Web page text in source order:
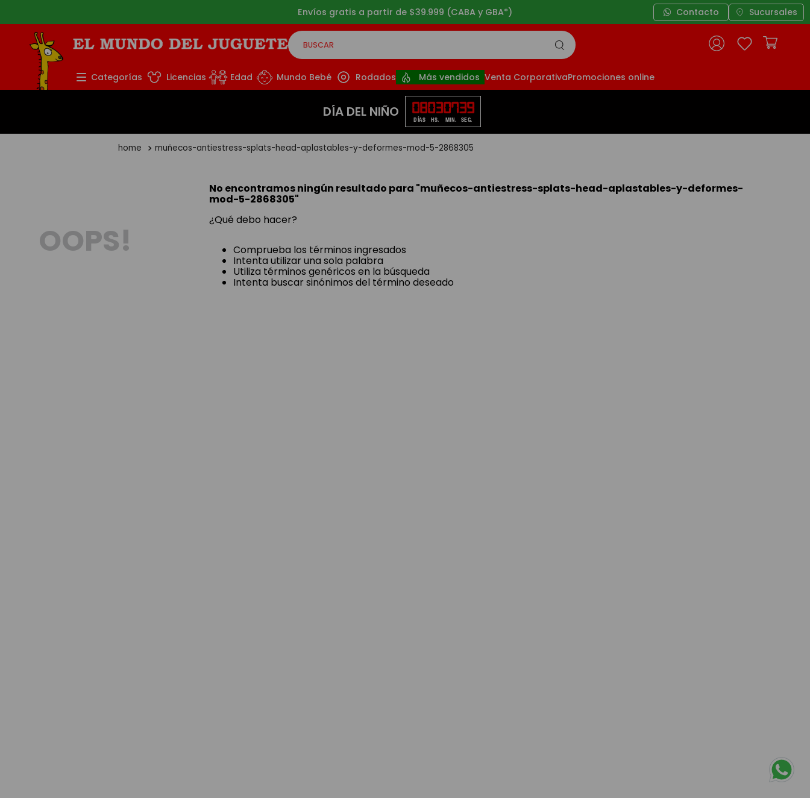
Envíos gratis a partir de $39.999 (CABA y GBA*) Contacto Sucursales
BUSCAR
Categorías Licencias Edad Mundo Bebé Rodados Más vendidos Venta CorporativaPromociones online
DÍA DEL NIÑO 08
DÍAS
03
HS.
07
MIN.
38
SEG.
muñecos-antiestress-splats-head-aplastables-y-deformes-mod-5-2868305
OOPS!
No encontramos ningún resultado para "muñecos-antiestress-splats-head-aplastables-y-deformes-
mod-5-2868305"
¿Qué debo hacer?
Comprueba los términos ingresados
Intenta utilizar una sola palabra
Utiliza términos genéricos en la búsqueda
Intenta buscar sinónimos del término deseado
TÉRMINOS MÁS BUSCADOS
1.
rompecabezas
3.
peluche
4.
monopatin